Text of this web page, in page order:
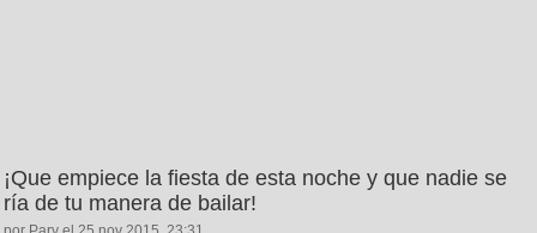
¡Que empiece la fiesta de esta noche y que nadie se
ría de tu manera de bailar!